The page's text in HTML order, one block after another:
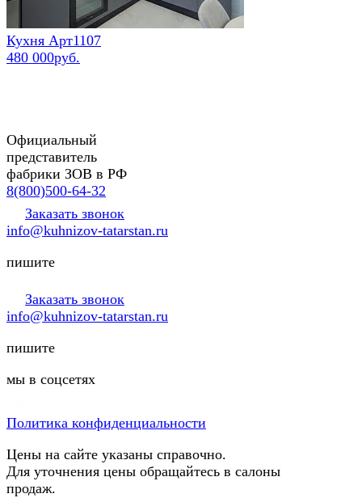
Кухня Арт1107
480 000руб.
Официальный
представитель
фабрики ЗОВ в РФ
8(800)500-64-32
Заказать звонок
info@kuhnizov-tatarstan.ru
пишите
Заказать звонок
info@kuhnizov-tatarstan.ru
пишите
мы в соцсетях
Политика конфиденциальности
Цены на сайте указаны справочно.
Для уточнения цены обращайтесь в салоны
продаж.